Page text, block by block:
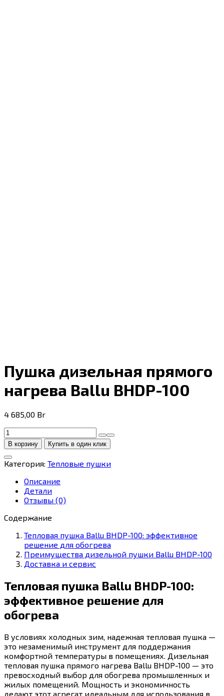
Пушка дизельная прямого
нагрева Ballu BHDP-100
4 685,00 Br
Количество
товара
Пушка
дизельная
прямого
нагрева
Ballu
BHDP-
В корзину Купить в один клик
Категория: Тепловые пушки
Описание
Детали
Отзывы (0)
Содержание
Тепловая пушка Ballu BHDP-100: эффективное
решение для обогрева
Преимущества дизельной пушки Ballu BHDP-100
Доставка и сервис
Тепловая пушка Ballu BHDP-100:
эффективное решение для
обогрева
В условиях холодных зим, надежная тепловая пушка —
это незаменимый инструмент для поддержания
комфортной температуры в помещениях. Дизельная
тепловая пушка прямого нагрева Ballu BHDP-100 — это
превосходный выбор для обогрева промышленных и
жилых помещений. Мощность и экономичность
делают этот агрегат идеальным для использования в